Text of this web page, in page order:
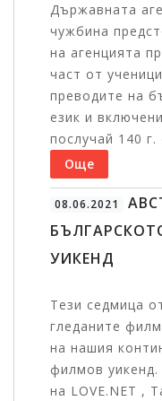
Държавната
чужбина
на агенцията
част от
преводите на
език и
послучай 140 г.
Още
08.06.2021
УИКЕНД
Тези седмица
гледаните
на нашия
филмов
на LOVE.NET ,